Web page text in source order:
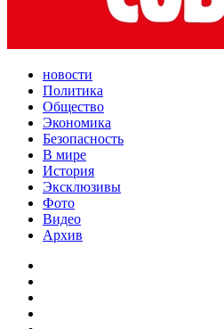
новости
Политика
Общество
Экономика
Безопасность
В мире
История
Эксклюзивы
Фото
Видео
Архив